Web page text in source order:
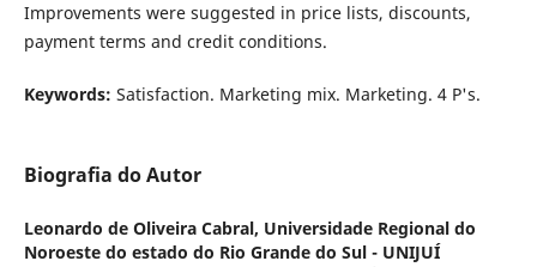
Improvements were suggested in price lists, discounts,
payment terms and credit conditions.
Keywords: Satisfaction. Marketing mix. Marketing. 4 P's.
Biografia do Autor
Leonardo de Oliveira Cabral, Universidade Regional do
Noroeste do estado do Rio Grande do Sul - UNIJUÍ